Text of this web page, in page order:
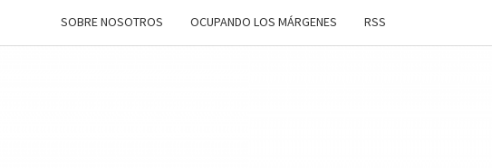
SOBRE NOSOTROS OCUPANDO LOS MÁRGENES RSS